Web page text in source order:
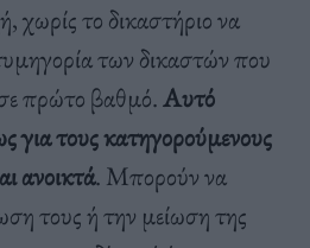
χωρίς το δικαστήριο να
των δικαστών που
πρώτο βαθμό.Αυτό
για τους κατηγορούμενους
ανοικτά. Μπορούν να
τους ή την μείωση της